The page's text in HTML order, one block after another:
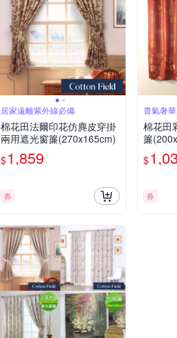
居家遠離紫外線必備
棉花田法爾印花仿麂皮穿掛
兩用遮光窗簾(270x165cm)
$1,859
券
貴氣奢
棉花田
簾
$
券